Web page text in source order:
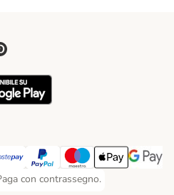
Method
Express. Payment Method
Club. Payment Method
con Postepay. Payment Method
Paga con PayPal. Payment
Paga con Maestro.
Apple PayGoogle
Method
con contrassegno.
con contrassegno. Payment